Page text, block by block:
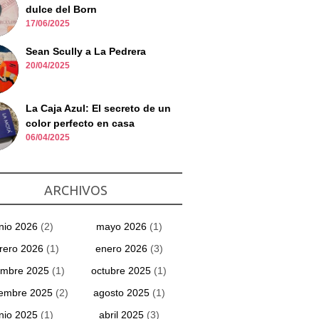
dulce del Born
17/06/2025
Sean Scully a La Pedrera
20/04/2025
La Caja Azul: El secreto de un
color perfecto en casa
06/04/2025
ARCHIVOS
2026 (2) mayo 2026(1)
2026 (1) enero 2026(3)
2025 (1) octubre 2025 (1)
2025(2) agosto 2025(1)
2025 (1) abril 2025(3)